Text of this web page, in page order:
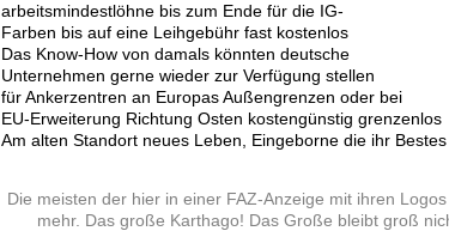
arbeitsmindestlöhne bis zum Ende für die IG-
Farben bis auf eine Leihgebühr fast kostenlos
Das Know-How von damals könnten deutsche
Unternehmen gerne wieder zur Verfügung stellen
für Ankerzentren an Europas Außengrenzen oder bei
EU-Erweiterung Richtung Osten kostengünstig grenzenlos
Am alten Standort neues Leben, Eingeborne die ihr
Die meisten der hier in einer FAZ-Anzeige mit ihren
mehr. Das große Karthago! Das Große bleibt groß